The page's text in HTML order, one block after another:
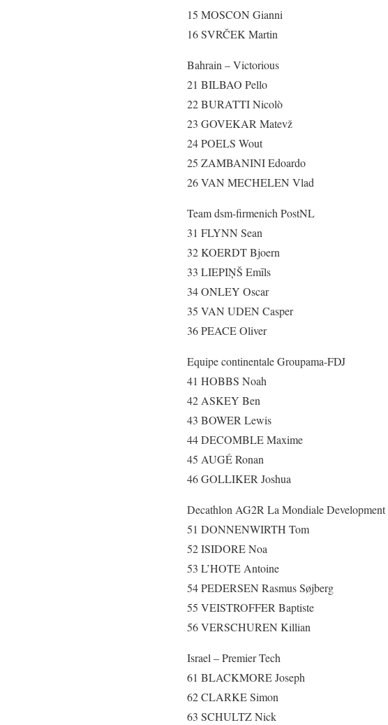
15 MOSCON Gianni
16 SVRČEK Martin
Bahrain – Victorious
21 BILBAO Pello
22 BURATTI Nicolò
23 GOVEKAR Matevž
24 POELS Wout
25 ZAMBANINI Edoardo
26 VAN MECHELEN Vlad
Team dsm-firmenich PostNL
31 FLYNN Sean
32 KOERDT Bjoern
33 LIEPIŅŠ Emīls
34 ONLEY Oscar
35 VAN UDEN Casper
36 PEACE Oliver
Equipe continentale Groupama-FDJ
41 HOBBS Noah
42 ASKEY Ben
43 BOWER Lewis
44 DECOMBLE Maxime
45 AUGÉ Ronan
46 GOLLIKER Joshua
Decathlon AG2R La Mondiale Development
51 DONNENWIRTH Tom
52 ISIDORE Noa
53 L’HOTE Antoine
54 PEDERSEN Rasmus Søjberg
55 VEISTROFFER Baptiste
56 VERSCHUREN Killian
Israel – Premier Tech
61 BLACKMORE Joseph
62 CLARKE Simon
63 SCHULTZ Nick